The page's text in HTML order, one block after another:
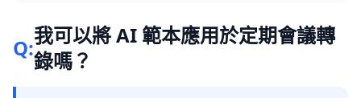
Q:我可以將 AI 範本應用於定期會議轉
錄嗎？